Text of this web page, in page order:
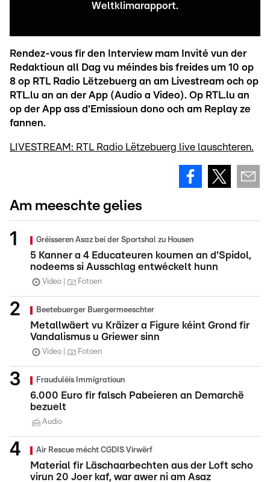
Weltklimarapport.
Rendez-vous fir den Interview mam Invité vun der
Redaktioun all Dag vu méindes bis freides um 10 op
8 op RTL Radio Lëtzebuerg an am Livestream och op
RTL.lu an an der App (Audio a Video). Op RTL.lu an
op der App ass d'Emissioun dono och am Replay ze
fannen.
LIVESTREAM: RTL Radio Lëtzebuerg live lauschteren.
Am meeschte gelies
Gréisseren Asaz bei der Sportshal zu Housen
5 Kanner a 4 Educateuren koumen an d'Spidol,
nodeems si Ausschlag entwéckelt hunn
Video Fotoen
Beetebuerger Buergermeeschter
Metallwäert vu Kräizer a Figure kéint Grond fir
Vandalismus u Griewer sinn
Video Fotoen
Frauduléis Immigratioun
6.000 Euro fir falsch Pabeieren an Demarchë
bezuelt
Audio
Air Rescue mécht CGDIS Virwërf
Material fir Läschaarbechten aus der Loft scho
virun 20 Joer kaf, war awer ni am Asaz